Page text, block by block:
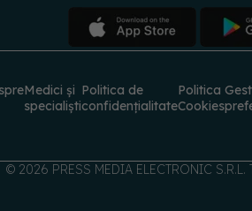
Medici și
specialiști
Politica de
confidențialitate
Politica
Cookies
© 2026 PRESS MEDIA ELECTRONIC